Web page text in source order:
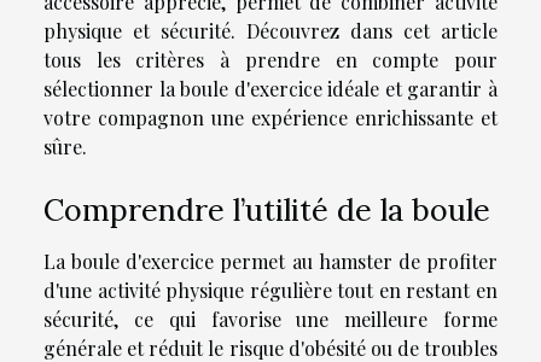
physique et sécurité. Découvrez dans cet article
tous les critères à prendre en compte pour
sélectionner la boule d'exercice idéale et garantir à
votre compagnon une expérience enrichissante et
sûre.
Comprendre l’utilité de la boule
La boule d'exercice permet au hamster de profiter
d'une activité physique régulière tout en restant en
sécurité, ce qui favorise une meilleure forme
générale et réduit le risque d'obésité ou de troubles